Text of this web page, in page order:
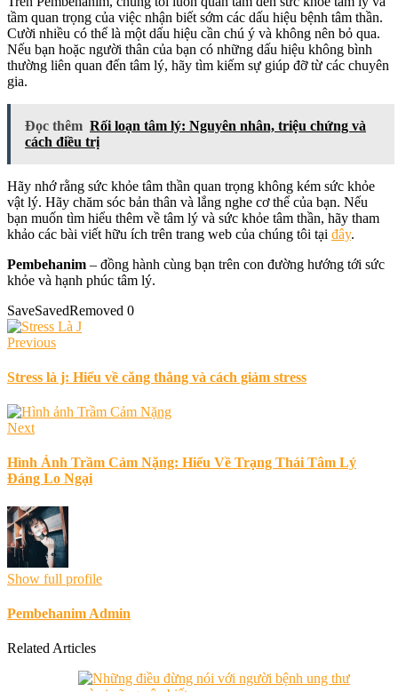
tầm quan trọng của việc nhận biết sớm các dấu hiệu bệnh tâm thần.
Cười nhiều có thể là một dấu hiệu cần chú ý và không nên bỏ qua.
Nếu bạn hoặc người thân của bạn có những dấu hiệu không bình
thường liên quan đến tâm lý, hãy tìm kiếm sự giúp đỡ từ các chuyên
gia.
Đọc thêm Rối loạn tâm lý: Nguyên nhân, triệu chứng và
cách điều trị
Hãy nhớ rằng sức khỏe tâm thần quan trọng không kém sức khỏe
vật lý. Hãy chăm sóc bản thân và lắng nghe cơ thể của bạn. Nếu
bạn muốn tìm hiểu thêm về tâm lý và sức khỏe tâm thần, hãy tham
khảo các bài viết hữu ích trên trang web của chúng tôi tại đây.
Pembehanim – đồng hành cùng bạn trên con đường hướng tới sức
khỏe và hạnh phúc tâm lý.
SaveSavedRemoved 0
Previous
Stress là j: Hiểu về căng thẳng và cách giảm stress
Next
Hình Ảnh Trầm Cảm Nặng: Hiểu Về Trạng Thái Tâm Lý
Đáng Lo Ngại
Show full profile
Pembehanim Admin
Related Articles